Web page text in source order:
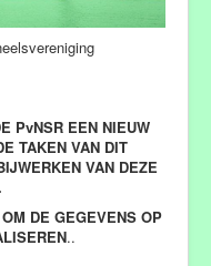
PvNSR EEN NIEUW
TAKEN VAN DIT
VAN DEZE
DE GEGEVENS OP
..